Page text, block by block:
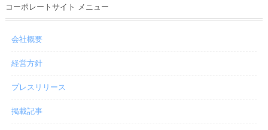
コーポレートサイト メニュー
会社概要
経営方針
プレスリリース
掲載記事